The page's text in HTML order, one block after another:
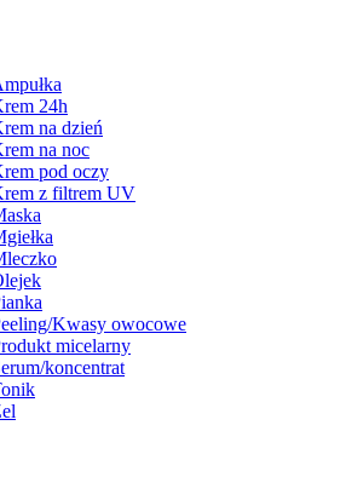
24h
na dzień
na noc
pod oczy
z filtrem UV
Kwasy owocowe
micelarny
koncentrat